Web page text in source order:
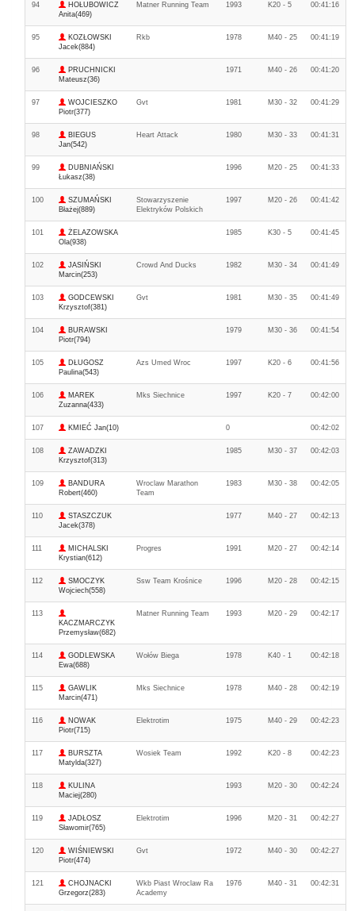
94
HOŁUBOWICZ
Anita(469)
Matner Running Team 1993 K20 - 5 00:41:16
95
KOZŁOWSKI
Jacek(884)
Rkb 1978 M40 - 25 00:41:19
96
PRUCHNICKI
Mateusz(36)
1971 M40 - 26 00:41:20
97
WOJCIESZKO
Piotr(377)
Gvt 1981 M30 - 32 00:41:29
98
BIEGUS
Jan(542)
Heart Attack 1980 M30 - 33 00:41:31
99
DUBNIAŃSKI
Łukasz(38)
1996 M20 - 25 00:41:33
100
SZUMAŃSKI
Błażej(889)
Stowarzyszenie
Elektryków Polskich
1997 M20 - 26 00:41:42
101
ŻELAZOWSKA
Ola(938)
1985 K30 - 5 00:41:45
102
JASIŃSKI
Marcin(253)
Crowd And Ducks 1982 M30 - 34 00:41:49
103
GODCEWSKI
Krzysztof(381)
Gvt 1981 M30 - 35 00:41:49
104
BURAWSKI
Piotr(794)
1979 M30 - 36 00:41:54
105
DŁUGOSZ
Paulina(543)
Azs Umed Wroc 1997 K20 - 6 00:41:56
106
MAREK
Zuzanna(433)
Mks Siechnice 1997 K20 - 7 00:42:00
107 KMIEĆ Jan(10) 0 00:42:02
108
ZAWADZKI
Krzysztof(313)
1985 M30 - 37 00:42:03
109
BANDURA
Robert(460)
Wroclaw Marathon
Team
1983 M30 - 38 00:42:05
110
STASZCZUK
Jacek(378)
1977 M40 - 27 00:42:13
111
MICHALSKI
Krystian(612)
Progres 1991 M20 - 27 00:42:14
112
SMOCZYK
Wojciech(558)
Ssw Team Krośnice 1996 M20 - 28 00:42:15
113
KACZMARCZYK
Przemysław(682)
Matner Running Team 1993 M20 - 29 00:42:17
114
GODLEWSKA
Ewa(688)
Wołów Biega 1978 K40 - 1 00:42:18
115
GAWLIK
Marcin(471)
Mks Siechnice 1978 M40 - 28 00:42:19
116
NOWAK
Piotr(715)
Elektrotim 1975 M40 - 29 00:42:23
117
BURSZTA
Matylda(327)
Wosiek Team 1992 K20 - 8 00:42:23
118
KULINA
Maciej(280)
1993 M20 - 30 00:42:24
119
JADŁOSZ
Sławomir(765)
Elektrotim 1996 M20 - 31 00:42:27
120
WIŚNIEWSKI
Piotr(474)
Gvt 1972 M40 - 30 00:42:27
121
CHOJNACKI
Grzegorz(283)
Wkb Piast Wroclaw Ra
Academy
1976 M40 - 31 00:42:31